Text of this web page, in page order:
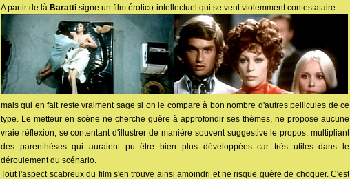
A partir de là Baratti signe un film érotico-intellectuel qui se veut violemment contestataire
mais qui en fait reste vraiment sage si on le compare à bon nombre d'autres pellicules de ce
type. Le metteur en scène ne cherche guère à approfondir ses thèmes, ne propose aucune
vraie réflexion, se contentant d'illustrer de manière souvent suggestive le propos, multipliant
des parenthèses qui auraient pu être bien plus développées car très utiles dans le
déroulement du scénario.
Tout l'aspect scabreux du film s'en trouve ainsi amoindri et ne risque guère de choquer. C'est